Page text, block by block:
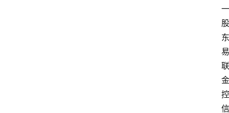
一
股
东
易
联
金
控
信